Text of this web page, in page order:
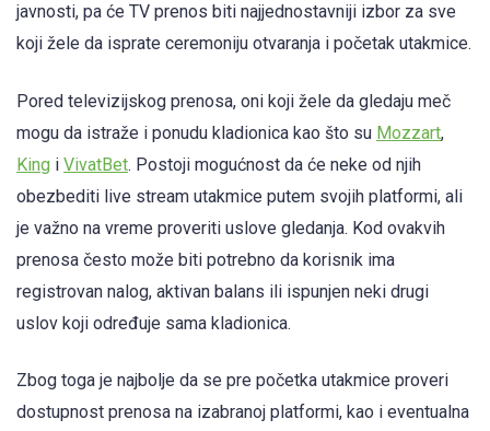
javnosti, pa će TV prenos biti najjednostavniji izbor za sve
koji žele da isprate ceremoniju otvaranja i početak utakmice.
Pored televizijskog prenosa, oni koji žele da gledaju meč
mogu da istraže i ponudu kladionica kao što su Mozzart,
King i VivatBet. Postoji mogućnost da će neke od njih
obezbediti live stream utakmice putem svojih platformi, ali
je važno na vreme proveriti uslove gledanja. Kod ovakvih
prenosa često može biti potrebno da korisnik ima
registrovan nalog, aktivan balans ili ispunjen neki drugi
uslov koji određuje sama kladionica.
Zbog toga je najbolje da se pre početka utakmice proveri
dostupnost prenosa na izabranoj platformi, kao i eventualna